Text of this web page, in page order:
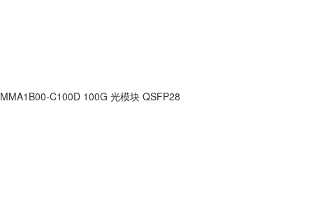
MMA1B00-C100D 100G 光模块 QSFP28